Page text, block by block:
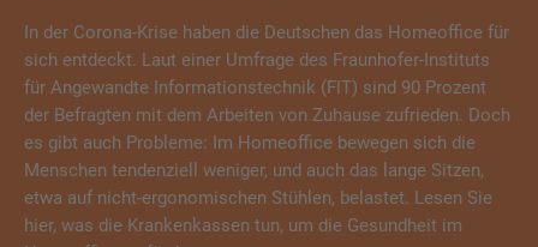
In der Corona-Krise haben die Deutschen das Homeoffice für
sich entdeckt. Laut einer Umfrage des Fraunhofer-Instituts
für Angewandte Informationstechnik (FIT) sind 90 Prozent
der Befragten mit dem Arbeiten von Zuhause zufrieden. Doch
es gibt auch Probleme: Im Homeoffice bewegen sich die
Menschen tendenziell weniger, und auch das lange Sitzen,
etwa auf nicht-ergonomischen Stühlen, belastet. Lesen Sie
hier, was die Krankenkassen tun, um die Gesundheit im